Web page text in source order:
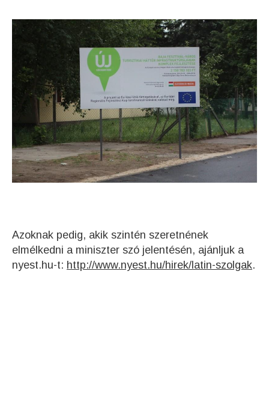
Azoknak pedig, akik szintén szeretnének
elmélkedni a miniszter szó jelentésén, ajánljuk a
nyest.hu-t: http://www.nyest.hu/hirek/latin-szolgak.